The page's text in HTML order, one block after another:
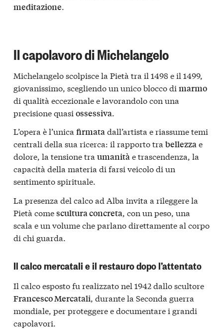
meditazione.
Il capolavoro di Michelangelo
Michelangelo scolpisce la Pietà tra il 1498 e il 1499,
giovanissimo, scegliendo un unico blocco di marmo
di qualità eccezionale e lavorandolo con una
precisione quasi ossessiva.
L’opera è l’unica firmatadall’artista e riassume temi
centrali della sua ricerca: il rapporto tra bellezzae
dolore, la tensione tra umanitàe trascendenza, la
capacità della materia di farsi veicolo di un
sentimento spirituale.
La presenza del calco ad Alba invita a rileggere la
Pietà comescultura concreta, con un peso, una
scala e un volume che parlano direttamente al corpo
di chi guarda.
Il calco mercatali e il restauro dopo l’attentato
Il calco esposto fu realizzato nel 1942 dallo scultore
Francesco Mercatali, durante la Seconda guerra
mondiale, per proteggere e documentare i grandi
capolavori.